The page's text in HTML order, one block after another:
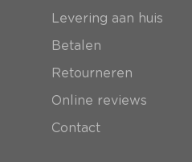
Levering aan huis
Betalen
Retourneren
Online reviews
Contact